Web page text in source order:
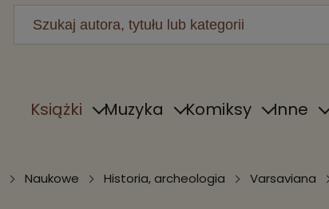
Książki Muzyka Komiksy Inne
Naukowe Historia, archeologia Varsaviana